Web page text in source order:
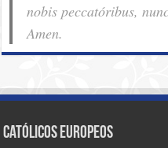
nobis pec­ca­tóribus,
Amen.
Católicos Europeos